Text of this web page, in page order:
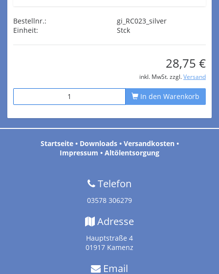
Bestellnr.:
gi_RC023_silver
Einheit:
Stck
28,75 €
inkl. MwSt. zzgl. Versand
In den Warenkorb
Startseite• Downloads• Versandkosten•
Impressum • Altölentsorgung
Telefon
03578 306279
Adresse
Hauptstraße 4
01917 Kamenz
Email